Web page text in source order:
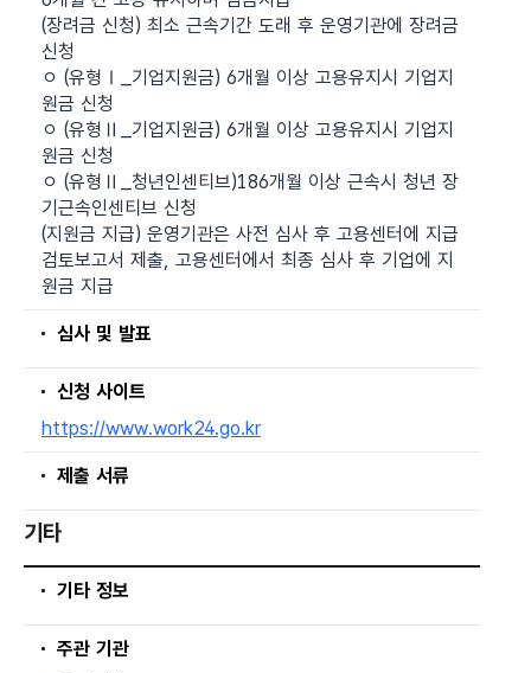
(장려금 신청) 최소 근속기간 도래 후 운영기관에 장려금
신청
ㅇ (유형Ⅰ_기업지원금) 6개월 이상 고용유지시 기업지
원금 신청
ㅇ (유형Ⅱ_기업지원금) 6개월 이상 고용유지시 기업지
원금 신청
ㅇ (유형Ⅱ_청년인센티브)186개월 이상 근속시 청년 장
기근속인센티브 신청
(지원금 지급) 운영기관은 사전 심사 후 고용센터에 지급
검토보고서 제출, 고용센터에서 최종 심사 후 기업에 지
원금 지급
심사 및 발표
신청 사이트
https://www.work24.go.kr
제출 서류
기타
기타 정보
주관 기관